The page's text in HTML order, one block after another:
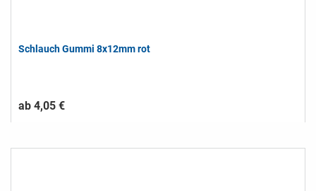
Schlauch Gummi 8x12mm rot
ab 4,05 €